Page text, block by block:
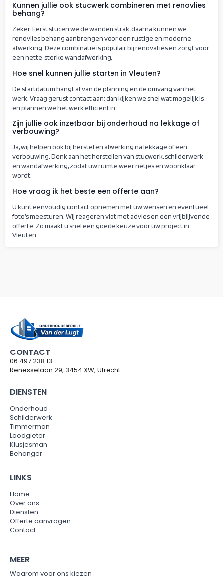
Kunnen jullie ook stucwerk combineren met renovlies
behang?
Zeker. Eerst stucen we de wanden strak, daarna kunnen we
renovlies behang aanbrengen voor een rustige en moderne
afwerking. Deze combinatie is populair bij renovaties en zorgt voor
een nette, sterke wandafwerking.
Hoe snel kunnen jullie starten in Vleuten?
De startdatum hangt af van de planning en de omvang van het
werk. Vraag gerust contact aan; dan kijken we snel wat mogelijk is
en plannen we het werk efficiënt in.
Zijn jullie ook inzetbaar bij onderhoud na lekkage of
verbouwing?
Ja, wij helpen ook bij herstel en afwerking na lekkage of een
verbouwing. Denk aan het herstellen van stucwerk, schilderwerk
en wandafwerking, zodat uw ruimte weer netjes en woonklaar
wordt.
Hoe vraag ik het beste een offerte aan?
U kunt eenvoudig contact opnemen met uw wensen en eventueel
foto’s meesturen. Wij reageren vlot met advies en een vrijblijvende
offerte. Zo maakt u snel een goede keuze voor uw project in
Vleuten.
CONTACT
06 497 238 13
Renesselaan 29, 3454 XW, Utrecht
DIENSTEN
Onderhoud
Schilderwerk
Timmerman
Loodgieter
Klusjesman
Behanger
LINKS
Home
Over ons
Diensten
Offerte aanvragen
Contact
MEER
Waarom voor ons kiezen